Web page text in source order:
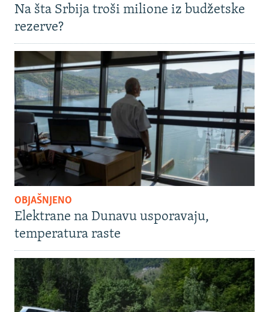
Na šta Srbija troši milione iz budžetske
rezerve?
OBJAŠNJENO
Elektrane na Dunavu usporavaju,
temperatura raste